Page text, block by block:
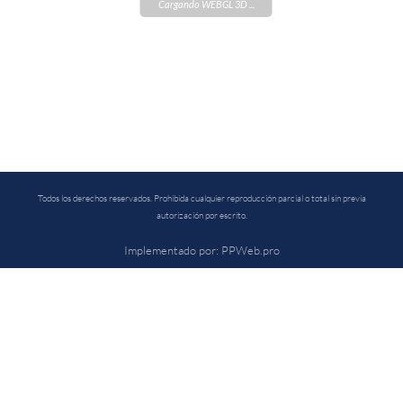
Cargando WEBGL 3D ...
Todos los derechos reservados. Prohibida cualquier reproducción parcial o total sin previa
autorización por escrito.
Implementado por: PPWeb.pro